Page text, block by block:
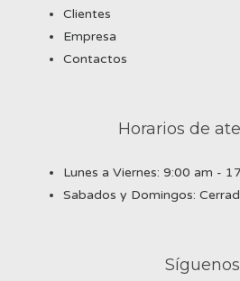
Clientes
Empresa
Contactos
Horarios de
Lunes a Viernes: 9:00 am -
Sabados y Domingos:
Síguenos